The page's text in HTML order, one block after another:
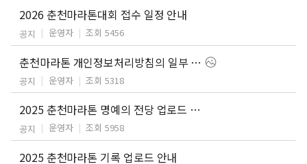
2026 춘천마라톤대회 접수 일정 안내
공지 운영자 조회 5456
춘천마라톤 개인정보처리방침의 일부 내용 개정 안내
공지 운영자 조회 5318
2025 춘천마라톤 명예의 전당 업로드 안내
공지 운영자 조회 5958
2025 춘천마라톤 기록 업로드 안내